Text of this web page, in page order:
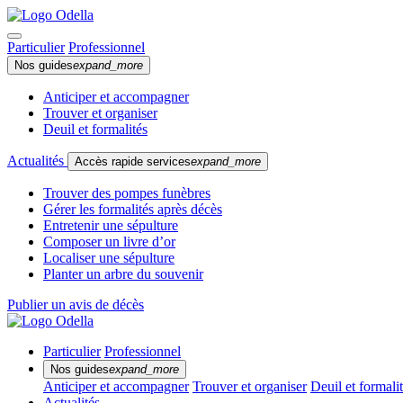
Particulier Professionnel
Nos guidesexpand_more
Anticiper et accompagner
Trouver et organiser
Deuil et formalités
Actualités Accès rapide servicesexpand_more
Trouver des pompes funèbres
Gérer les formalités après décès
Entretenir une sépulture
Composer un livre d’or
Localiser une sépulture
Planter un arbre du souvenir
Publier un avis de décès
Particulier Professionnel
Nos guidesexpand_more
Anticiper et accompagner Trouver et organiser Deuil et